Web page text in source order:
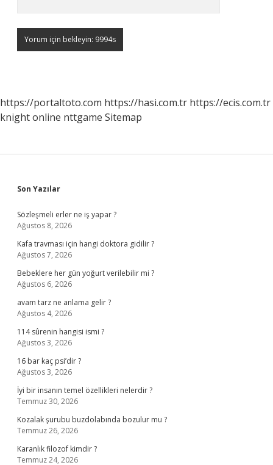
https://portaltoto.com https://hasi.com.tr https://ecis.com.tr
knight online nttgame Sitemap
Sidebar
Son Yazılar
Sözleşmeli erler ne iş yapar ?
Ağustos 8, 2026
Kafa travması için hangi doktora gidilir ?
Ağustos 7, 2026
Bebeklere her gün yoğurt verilebilir mi ?
Ağustos 6, 2026
avam tarz ne anlama gelir ?
Ağustos 4, 2026
114 sûrenin hangisi ismi ?
Ağustos 3, 2026
16 bar kaç psi’dir ?
Ağustos 3, 2026
İyi bir insanın temel özellikleri nelerdir ?
Temmuz 30, 2026
Kozalak şurubu buzdolabında bozulur mu ?
Temmuz 26, 2026
Karanlık filozof kimdir ?
Temmuz 24, 2026